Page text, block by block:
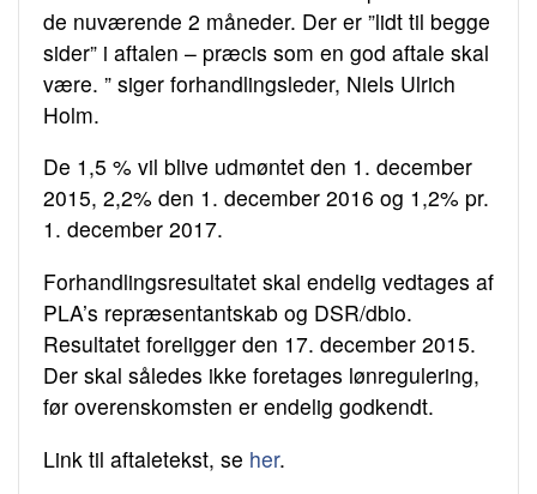
de nuværende 2 måneder. Der er ”lidt til begge
sider” i aftalen – præcis som en god aftale skal
være. ” siger forhandlingsleder, Niels Ulrich
Holm.
De 1,5 % vil blive udmøntet den 1. december
2015, 2,2% den 1. december 2016 og 1,2% pr.
1. december 2017.
Forhandlingsresultatet skal endelig vedtages af
PLA’s repræsentantskab og DSR/dbio.
Resultatet foreligger den 17. december 2015.
Der skal således ikke foretages lønregulering,
før overenskomsten er endelig godkendt.
Link til aftaletekst, se her.